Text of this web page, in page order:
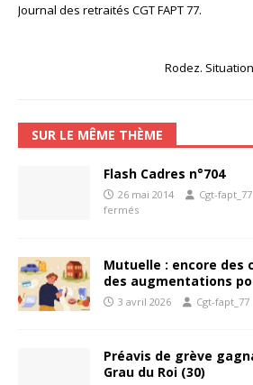
Journal des retraités CGT FAPT 77.
Rodez.
SUR LE MÊME THÈME
Flash Cadres n°704
26 mai 2014 Cgt-fapt_77
fermés
Mutuelle : encore des
des augmentations
3 avril 2026 Cgt-fapt_77
Préavis de grève
Grau du Roi (30)